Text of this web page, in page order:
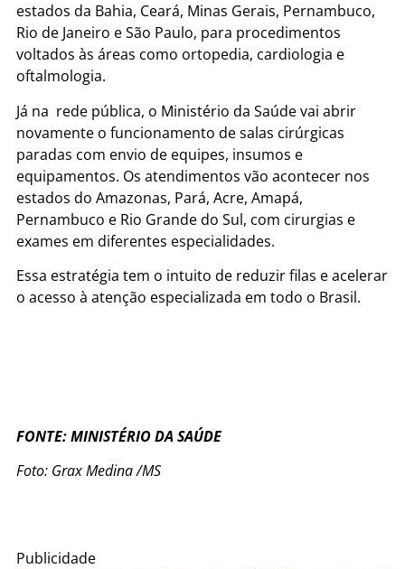
estados da Bahia, Ceará, Minas Gerais, Pernambuco,
Rio de Janeiro e São Paulo, para procedimentos
voltados às áreas como ortopedia, cardiologia e
oftalmologia.
Já na rede pública, o Ministério da Saúde vai abrir
novamente o funcionamento de salas cirúrgicas
paradas com envio de equipes, insumos e
equipamentos. Os atendimentos vão acontecer nos
estados do Amazonas, Pará, Acre, Amapá,
Pernambuco e Rio Grande do Sul, com cirurgias e
exames em diferentes especialidades.
Essa estratégia tem o intuito de reduzir filas e acelerar
o acesso à atenção especializada em todo o Brasil.
FONTE: MINISTÉRIO DA SAÚDE
Foto: Grax Medina /MS
Publicidade